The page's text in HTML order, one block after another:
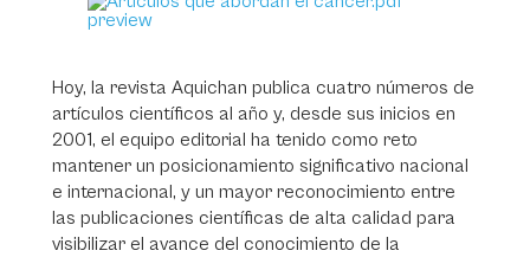
Hoy, la revista Aquichan publica cuatro números de
artículos científicos al año y, desde sus inicios en
2001, el equipo editorial ha tenido como reto
mantener un posicionamiento significativo nacional
e internacional, y un mayor reconocimiento entre
las publicaciones científicas de alta calidad para
visibilizar el avance del conocimiento de la